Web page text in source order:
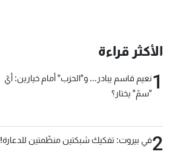
الأكثر قراءة
1نعيم قاسم يبادر... و"الحزب" أمام خيارين: أيّ
"سمّ" يختار؟
2في بيروت: تفكيك شبكتين منظّمتين للدعارة!